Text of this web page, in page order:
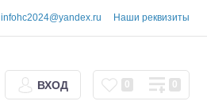
infohc2024@yandex.ru Наши реквизиты
ВХОД 0 0